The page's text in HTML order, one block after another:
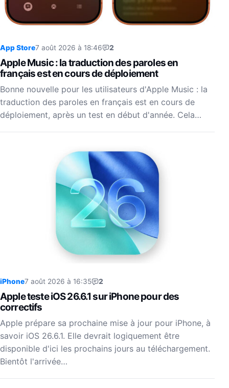
App Store7 août 2026 à 18:46 2
Apple Music : la traduction des paroles en
français est en cours de déploiement
Bonne nouvelle pour les utilisateurs d'Apple Music : la
traduction des paroles en français est en cours de
déploiement, après un test en début d'année. Cela…
iPhone7 août 2026 à 16:35 2
Apple teste iOS 26.6.1 sur iPhone pour des
correctifs
Apple prépare sa prochaine mise à jour pour iPhone, à
savoir iOS 26.6.1. Elle devrait logiquement être
disponible d'ici les prochains jours au téléchargement.
Bientôt l'arrivée…